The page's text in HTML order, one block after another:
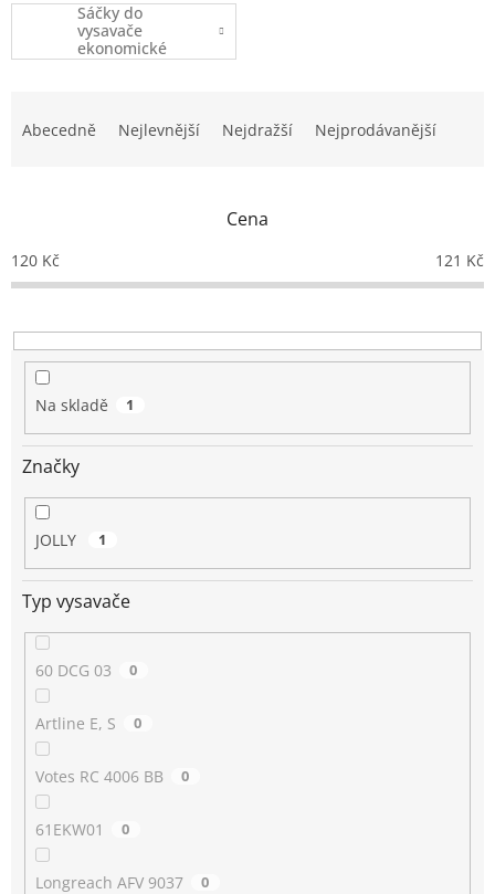
Sáčky do
vysavače
ekonomické
balení
p
r
o
u
Abecedně Nejlevnější Nejdražší Nejprodávanější
Cena
120 Kč 121 Kč
Na skladě 1
Značky
JOLLY 1
Typ vysavače
60 DCG 03 0
Artline E, S 0
Votes RC 4006 BB 0
61EKW01 0
Longreach AFV 9037 0